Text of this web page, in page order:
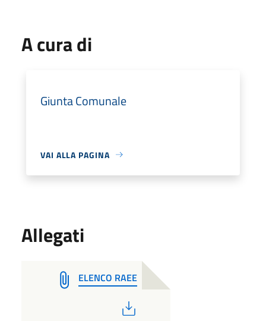
A cura di
Giunta Comunale
VAI ALLA PAGINA
Allegati
ELENCO RAEE